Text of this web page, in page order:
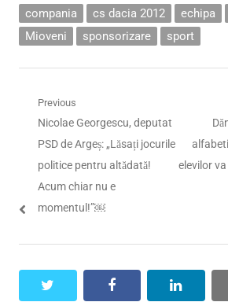
compania cs dacia 2012 echipa
Mioveni
sponsorizare sport
Navigare
articole
Previous
Previous
post:
Nicolae Georgescu, deputat
PSD de Argeș: „Lăsați jocurile
politice pentru altădată!
Acum chiar nu e
momentul!”￼
elevilor
facebook linkedin